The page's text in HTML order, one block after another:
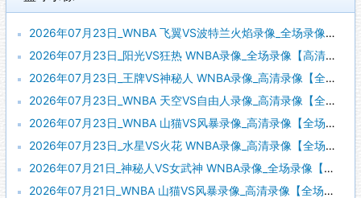
2026年07月23日_WNBA 飞翼VS波特兰火焰录像_全场录像【高清回放】
2026年07月23日_阳光VS狂热 WNBA录像_全场录像【高清回放】
2026年07月23日_王牌VS神秘人 WNBA录像_高清录像【全场回放】
2026年07月23日_WNBA 天空VS自由人录像_高清录像【全场回放】
2026年07月23日_WNBA 山猫VS风暴录像_高清录像【全场回放】
2026年07月23日_水星VS火花 WNBA录像_高清录像【全场回放】
2026年07月21日_神秘人VS女武神 WNBA录像_全场录像【视频集锦】
2026年07月21日_WNBA 山猫VS风暴录像_高清录像【全场回放】